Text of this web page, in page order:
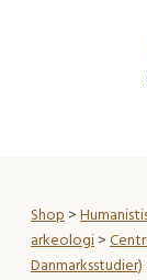
Shop>
arkeologi>
Danmarksstudier)